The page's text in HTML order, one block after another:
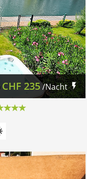
CHF 235/Nacht